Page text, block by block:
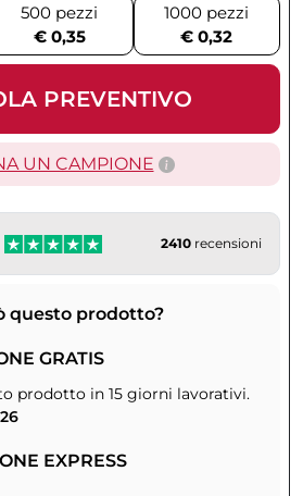
500 pezzi
€ 0,35
1000 pezzi
€ 0,32
PREVENTIVO
UN CAMPIONE
2410 recensioni
questo prodotto?
GRATIS
prodotto in 15 giorni lavorativi.
EXPRESS